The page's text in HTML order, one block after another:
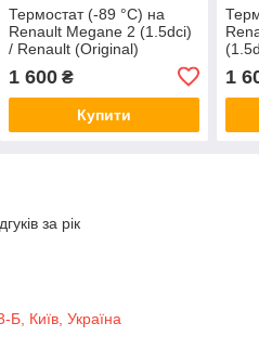
Термостат (-89 °C) на
Renault Megane 2 (1.5dci)
/ Renault (Original)
1 600₴
Купити
1
за рік
Київ, Україна